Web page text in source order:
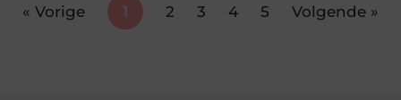
« Vorige 1 2 3 4 5 Volgende »